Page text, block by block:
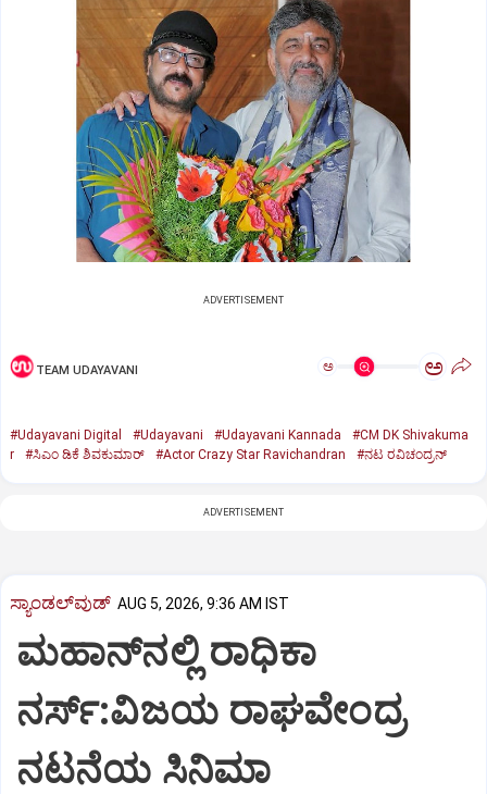
ADVERTISEMENT
TEAM UDAYAVANI ಅ ಅ
#Udayavani Digital #Udayavani #Udayavani Kannada
#CM DK Shivakuma
r
#ಸಿಎಂ ಡಿಕೆ ಶಿವಕುಮಾರ್‌ #Actor Crazy Star Ravichandran‌ #ನಟ ರವಿಚಂದ್ರನ್‌
ADVERTISEMENT
ಸ್ಯಾಂಡಲ್‌ವುಡ್‌ AUG 5, 2026, 9:36 AM IST
ಮಹಾನ್‌ನಲ್ಲಿ ರಾಧಿಕಾ
ನರ್ಸ್‌:ವಿಜಯ ರಾಘವೇಂದ್ರ
ನಟನೆಯ ಸಿನಿಮಾ